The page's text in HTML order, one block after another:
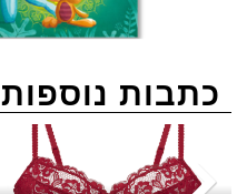
כתבות נוספות